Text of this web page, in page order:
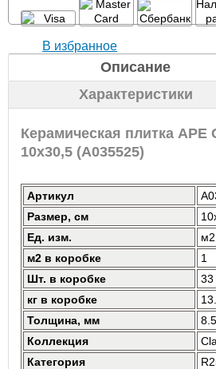
В избранное
Описание
Характеристики
Керамическая плитка APE
10x30,5 (A035525)
Артикул
Размер, см
Ед. изм.
м2
м2 в коробке
1
Шт. в коробке
33
кг в коробке
Толщина, мм
8.5
Коллекция
Категория